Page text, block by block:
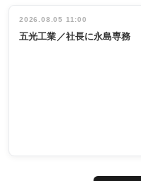
インタビュ
ー／社内ア
祝う 業界関
係者ら220人
出席
2026.08.05 11:00
五光工業／社長に永島専務